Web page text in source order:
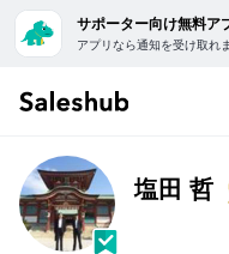
サポーター向け無料ア
アプリなら通知を受け取れ
塩田 哲
無
料
員
登
録
し